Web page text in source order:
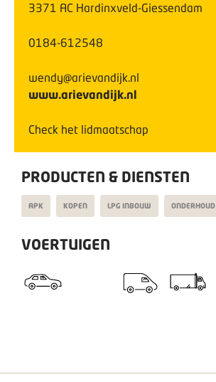
3371 AC Hardinxveld-Giessendam
0184-612548
wendy@arievandijk.nl
www.arievandijk.nl
Check het lidmaatschap
PRODUCTEN & DIENSTEN
APK KOPEN LPG INBOUW ONDERHOUD
VOERTUIGEN